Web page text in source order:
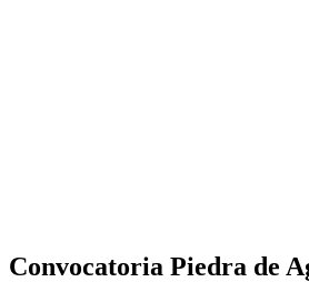
Convocatoria Piedra de